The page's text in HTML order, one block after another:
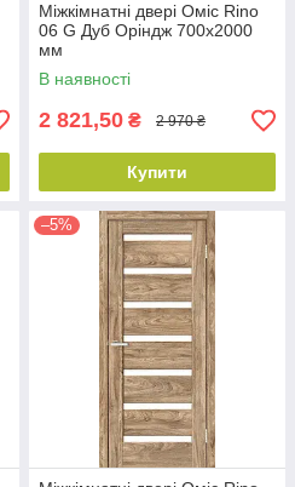
Міжкімнатні двері Оміс Rino
06 G Дуб Оріндж 700х2000
мм
В наявності
2 821,50 ₴ 2 970 ₴
Купити
–5%